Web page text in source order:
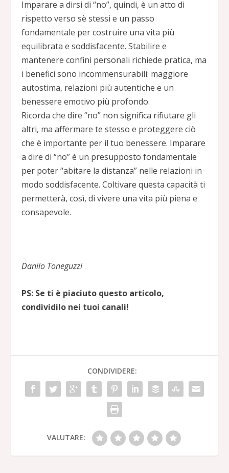
Imparare a dirsi di “no”, quindi, è un atto di
rispetto verso sè stessi e un passo
fondamentale per costruire una vita più
equilibrata e soddisfacente. Stabilire e
mantenere confini personali richiede pratica, ma
i benefici sono incommensurabili: maggiore
autostima, relazioni più autentiche e un
benessere emotivo più profondo.
Ricorda che dire “no” non significa rifiutare gli
altri, ma affermare te stesso e proteggere ciò
che è importante per il tuo benessere. Imparare
a dire di “no” è un presupposto fondamentale
per poter “abitare la distanza” nelle relazioni in
modo soddisfacente. Coltivare questa capacità ti
permetterà, così, di vivere una vita più piena e
consapevole.
Danilo Toneguzzi
PS: Se ti è piaciuto questo articolo,
condividilo nei tuoi canali!
CONDIVIDERE:
VALUTARE: